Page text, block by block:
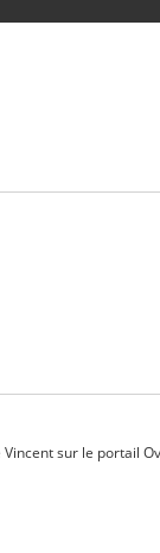
Vincentsur le portail